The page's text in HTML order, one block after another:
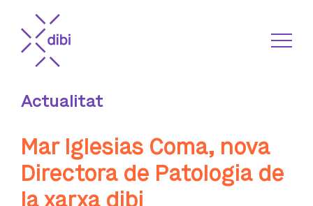
Actualitat
Mar Iglesias Coma, nova
Directora de Patologia de